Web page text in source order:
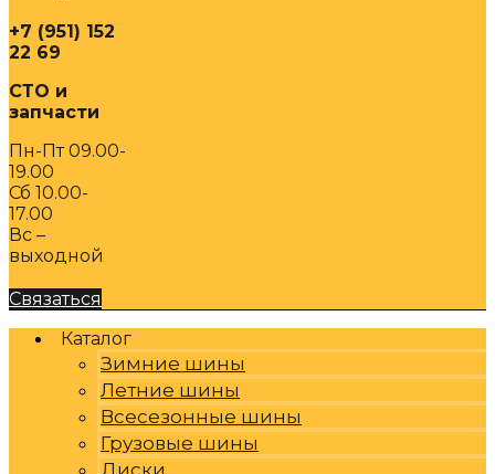
+7 (951) 152
22 69
СТО и
запчасти
Пн-Пт 09.00-
19.00
Сб 10.00-
17.00
Вс –
выходной
Связаться
Каталог
Зимние шины
Летние шины
Всесезонные шины
Грузовые шины
Диски